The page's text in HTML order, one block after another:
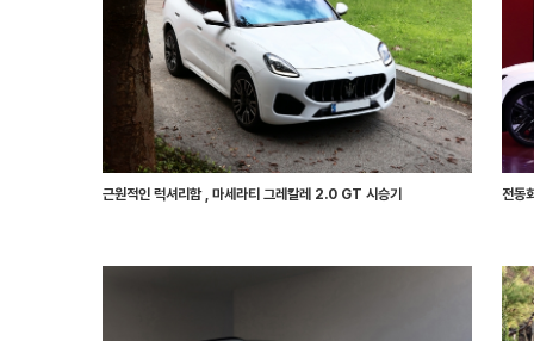
근원적인 럭셔리함 , 마세라티 그레칼레 2.0 GT 시승기 전동